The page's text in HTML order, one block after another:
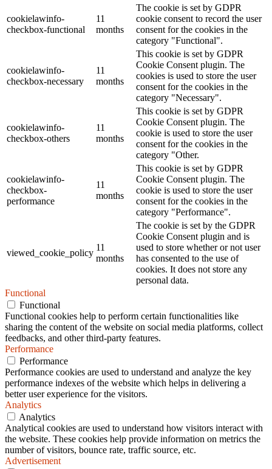
cookielawinfo-
checkbox-functional
11
months
The cookie is set by GDPR
cookie consent to record the user
consent for the cookies in the
category "Functional".
cookielawinfo-
checkbox-necessary
11
months
This cookie is set by GDPR
Cookie Consent plugin. The
cookies is used to store the user
consent for the cookies in the
category "Necessary".
cookielawinfo-
checkbox-others
11
months
This cookie is set by GDPR
Cookie Consent plugin. The
cookie is used to store the user
consent for the cookies in the
category "Other.
cookielawinfo-
checkbox-
performance
11
months
This cookie is set by GDPR
Cookie Consent plugin. The
cookie is used to store the user
consent for the cookies in the
category "Performance".
viewed_cookie_policy
11
months
The cookie is set by the GDPR
Cookie Consent plugin and is
used to store whether or not user
has consented to the use of
cookies. It does not store any
personal data.
Functional
Functional
Functional cookies help to perform certain functionalities like
sharing the content of the website on social media platforms, collect
feedbacks, and other third-party features.
Performance
Performance
Performance cookies are used to understand and analyze the key
performance indexes of the website which helps in delivering a
better user experience for the visitors.
Analytics
Analytics
Analytical cookies are used to understand how visitors interact with
the website. These cookies help provide information on metrics the
number of visitors, bounce rate, traffic source, etc.
Advertisement